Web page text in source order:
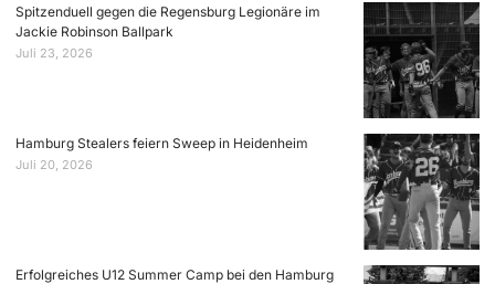
Spitzenduell gegen die Regensburg Legionäre im
Jackie Robinson Ballpark
Juli 23, 2026
Hamburg Stealers feiern Sweep in Heidenheim
Juli 20, 2026
Erfolgreiches U12 Summer Camp bei den Hamburg